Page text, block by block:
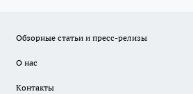
Обзорные статьи и пресс-релизы
О нас
Контакты